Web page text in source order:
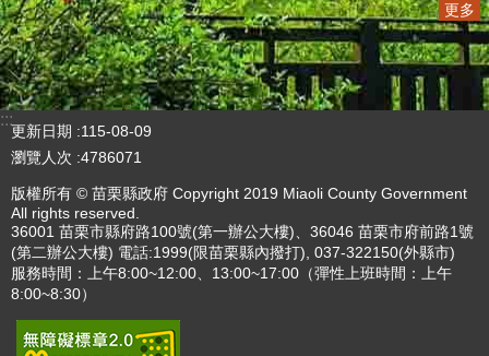
更多
:::
更新日期
115-08-09
瀏覽人次 4786071
版權所有 © 苗栗縣政府 Copyright 2019 Miaoli County Government
All rights reserved.
36001 苗栗市縣府路100號(第一辦公大樓)、36046 苗栗市府前路1號
(第二辦公大樓) 電話:1999(限苗栗縣內撥打), 037-322150(外縣市)
服務時間：上午8:00~12:00、13:00~17:00（彈性上班時間：上午
8:00~8:30）